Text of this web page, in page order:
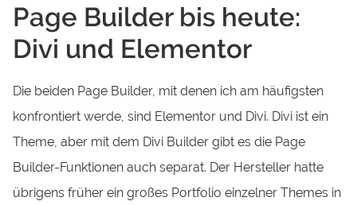
Page Builder bis heute:
Divi und Elementor
Die beiden Page Builder, mit denen ich am häufigsten
konfrontiert werde, sind Elementor und Divi. Divi ist ein
Theme, aber mit dem Divi Builder gibt es die Page
Builder-Funktionen auch separat. Der Hersteller hatte
übrigens früher ein großes Portfolio einzelner Themes in